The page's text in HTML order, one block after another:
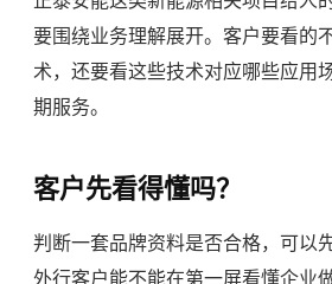
要围绕业务理解展开。客户要看的
术，还要看这些技术对应哪些应用
期服务。
客户先看得懂吗？
判断一套品牌资料是否合格，可以
外行客户能不能在第一屏看懂企业